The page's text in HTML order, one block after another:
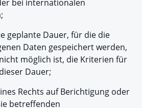
bei internationalen
geplante Dauer, für die die
Daten gespeichert werden,
möglich ist, die Kriterien für
Dauer;
Rechts auf Berichtigung oder
betreffenden